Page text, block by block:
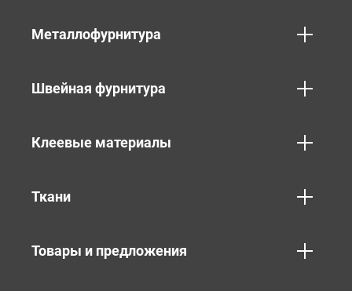
Металлофурнитура
Швейная фурнитура
Клеевые материалы
Ткани
Товары и предложения